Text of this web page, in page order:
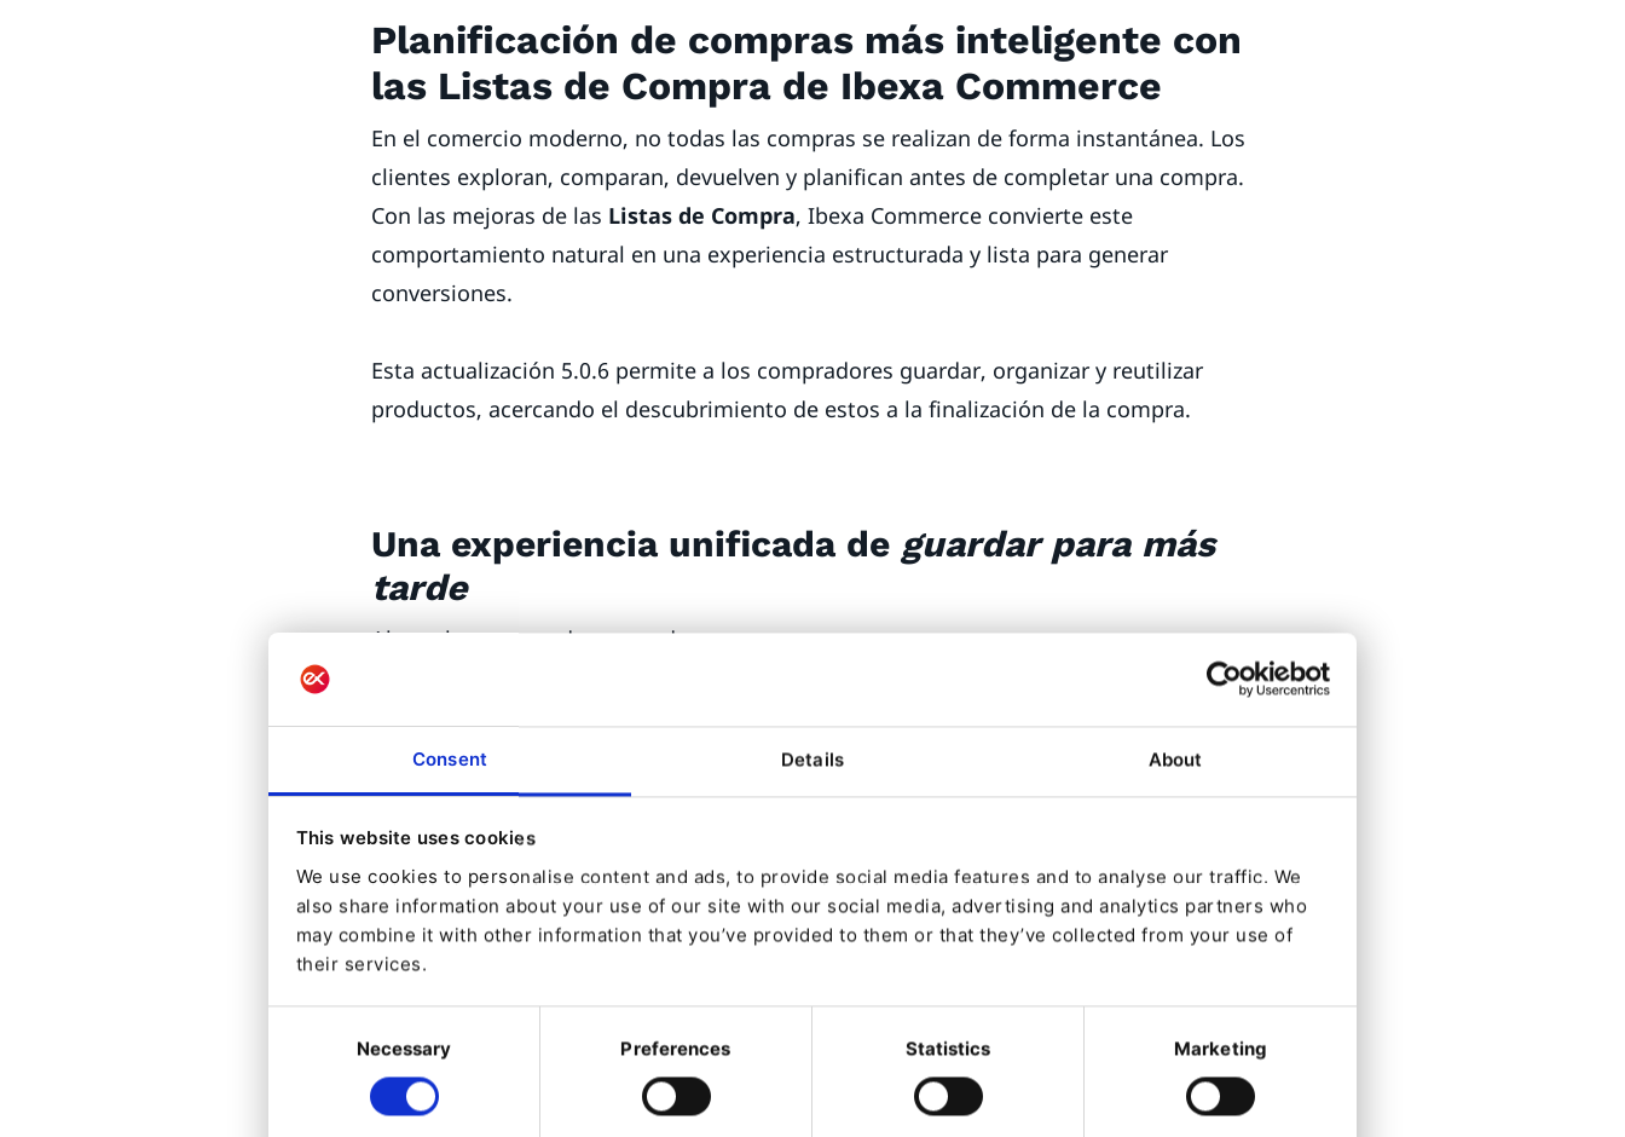
Consent Details About
This website uses cookies
We use cookies to personalise content and ads, to provide social media features and to analyse our traffic. We
also share information about your use of our site with our social media, advertising and analytics partners who
may combine it with other information that you’ve provided to them or that they’ve collected from your use of
their services.
Necessary Preferences Statistics Marketing
Planificación de compras más inteligente con
las Listas de Compra de Ibexa Commerce
En el comercio moderno, no todas las compras se realizan de forma instantánea. Los
clientes exploran, comparan, devuelven y planifican antes de completar una compra.
Con las mejoras de las Listas de Compra, Ibexa Commerce convierte este
comportamiento natural en una experiencia estructurada y lista para generar
conversiones.
Esta actualización 5.0.6 permite a los compradores guardar, organizar y reutilizar
productos, acercando el descubrimiento de estos a la finalización de la compra.
Una experiencia unificada de guardar para más
tarde
Ahora, los compradores pueden:
Utilizar automáticamente una lista predeterminada (Mi lista de deseos)
Crear y gestionar varias listas
Añadir listas completas al carrito en una sola acción
Este enfoque unificado reduce la fricción, elimina la confusión entre el carrito y los
artículos guardados y permite a los usuarios controlar su planificación de compras.
Planificación estructurada a gran escala
Las Listas de Compra están diseñadas para facilitar la navegación basada en la